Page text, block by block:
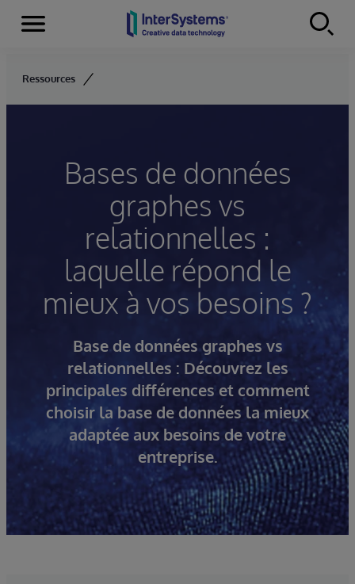
Skip to content
Menu
Ressources
Bases de données
graphes vs
relationnelles :
laquelle répond le
mieux à vos besoins ?
Base de données graphes vs
relationnelles : Découvrez les
principales différences et comment
choisir la base de données la mieux
adaptée aux besoins de votre
entreprise.